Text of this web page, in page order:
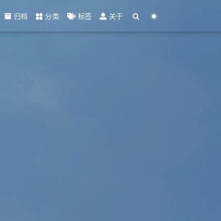
归档 分类 标签 关于